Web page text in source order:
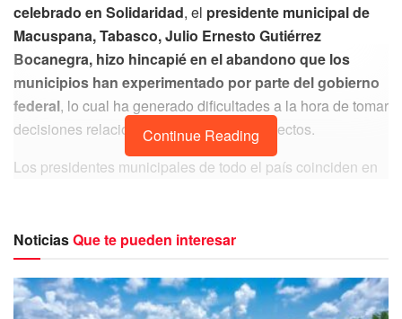
celebrado en Solidaridad, el presidente municipal de
Macuspana, Tabasco, Julio Ernesto Gutiérrez
Bocanegra, hizo hincapié en el abandono que los
municipios han experimentado por parte del gobierno
federal, lo cual ha generado dificultades a la hora de tomar
decisiones relacionadas con obras y proyectos.
Los presidentes municipales de todo el país coinciden en
independientemente de los colores partidistas.
Continue Reading
NoticiasQue te pueden interesar